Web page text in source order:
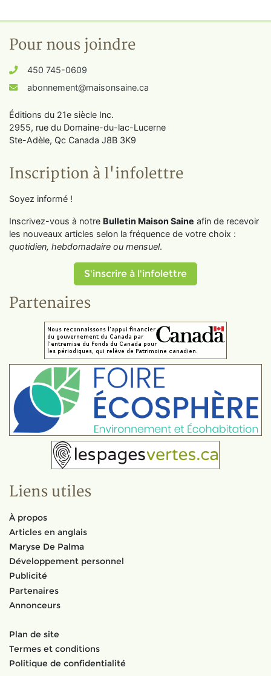
Pour nous joindre
450 745-0609
abonnement@maisonsaine.ca
Éditions du 21e siècle Inc.
2955, rue du Domaine-du-lac-Lucerne
Ste-Adèle, Qc Canada J8B 3K9
Inscription à l'infolettre
Soyez informé !
Inscrivez-vous à notre Bulletin Maison Saine afin de recevoir
les nouveaux articles selon la fréquence de votre choix :
quotidien, hebdomadaire ou mensuel.
S'inscrire à l'infolettre
Partenaires
Liens utiles
À propos
Articles en anglais
Maryse De Palma
Développement personnel
Publicité
Partenaires
Annonceurs
Plan de site
Termes et conditions
Politique de confidentialité